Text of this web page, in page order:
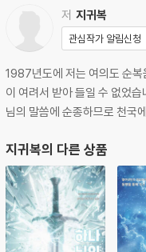
13. 죄를 이기는 연단
14. 주님의 강한 군사
15. 어느 교회 기도실
16. 주님은 말씀하십니다
17. 신랑을 찾는 신부
19. 독선을 부리는 것은
20. 선교를 어떻게 해야 하나요
21. 예수 나를 오라 하네
22. 나에게 주신 말씀
23. 믿음의 표적이 따르게 하소서
24. 한 끼 금식
저 지귀복
관심작가 알림신청
1987년도에 저는 여의도 순복
이 여려서 받아 들일 수 없었
님의 말씀에 순종하므로 천국
지귀복의 다른 상품